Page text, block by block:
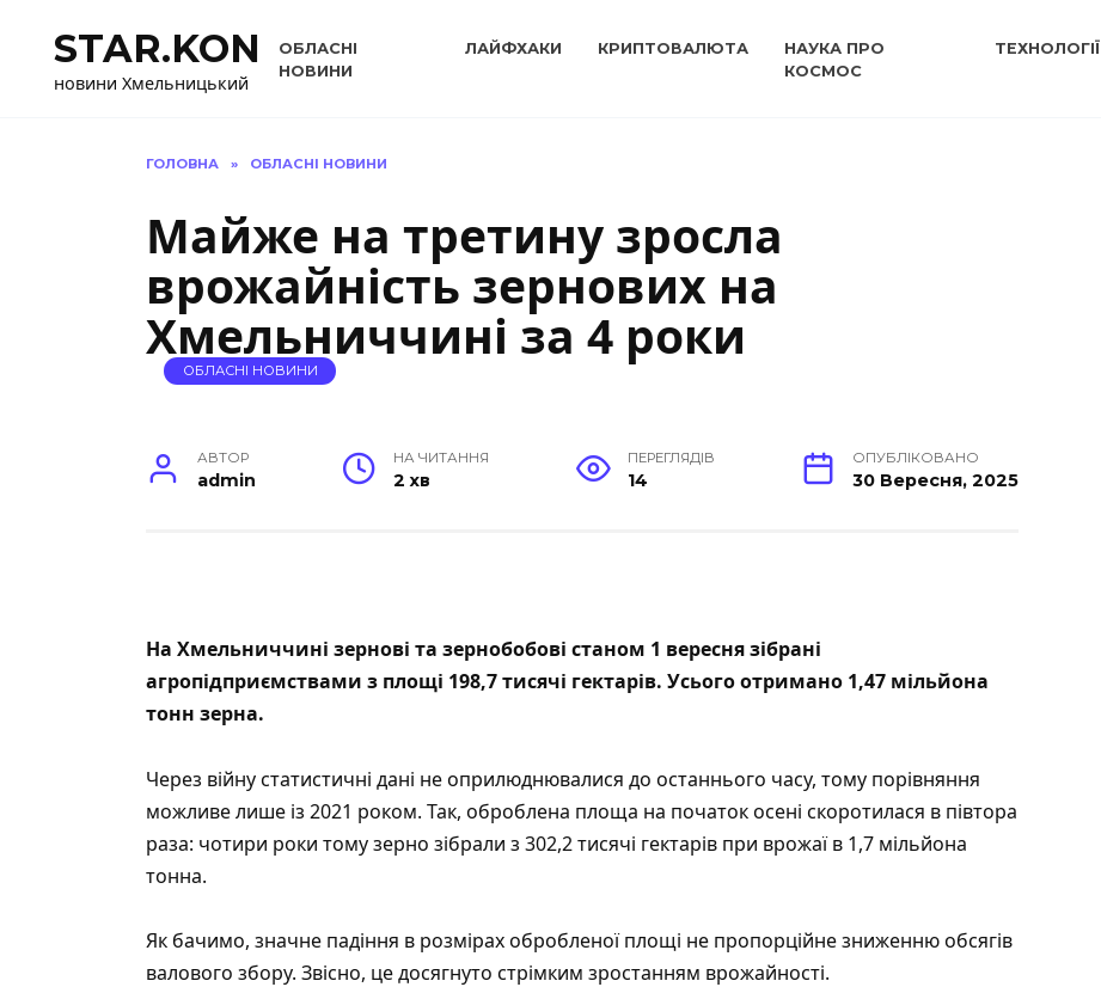
вмістуSTAR.KON
новини Хмельницький
ОБЛАСНІ
НОВИНИ
ЛАЙФХАКИ КРИПТОВАЛЮТА
НАУКА ПРО
КОСМОС
ТЕХНОЛОГІЇ
ГОЛОВНА » ОБЛАСНІ НОВИНИ
Майже на третину зросла
врожайність зернових на
Хмельниччині за 4 роки
ОБЛАСНІ НОВИНИ
АВТОР
admin
НА ЧИТАННЯ
2 хв
ПЕРЕГЛЯДІВ
14
ОПУБЛІКОВАНО
30 Вересня, 2025
На Хмельниччині зернові та зернобобові станом 1 вересня зібрані
агропідприємствами з площі 198,7 тисячі гектарів. Усього отримано 1,47 мільйона
тонн зерна.
Через війну статистичні дані не оприлюднювалися до останнього часу, тому порівняння
можливе лише із 2021 роком. Так, оброблена площа на початок осені скоротилася в півтора
раза: чотири роки тому зерно зібрали з 302,2 тисячі гектарів при врожаї в 1,7 мільйона
тонна.
Як бачимо, значне падіння в розмірах обробленої площі не пропорційне зниженню обсягів
валового збору. Звісно, це досягнуто стрімким зростанням врожайності.